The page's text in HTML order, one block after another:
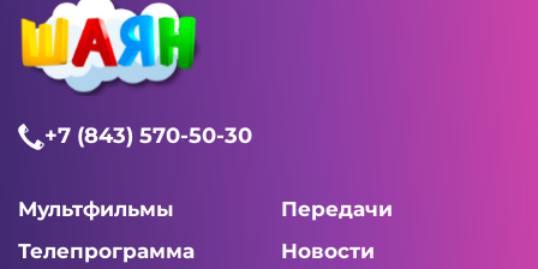
+7 (843) 570-50-30
Мультфильмы
Передачи
Телепрограмма
Новости